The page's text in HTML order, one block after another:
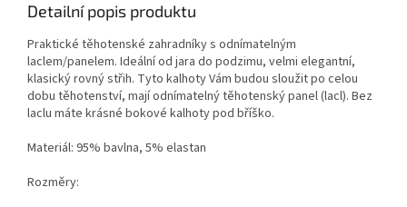
Detailní popis produktu
Praktické těhotenské zahradníky s odnímatelným
laclem/panelem. Ideální od jara do podzimu, velmi elegantní,
klasický rovný střih. Tyto kalhoty Vám budou sloužit po celou
dobu těhotenství, mají odnímatelný těhotenský panel (lacl). Bez
laclu máte krásné bokové kalhoty pod bříško.
Materiál: 95% bavlna, 5% elastan
Rozměry: